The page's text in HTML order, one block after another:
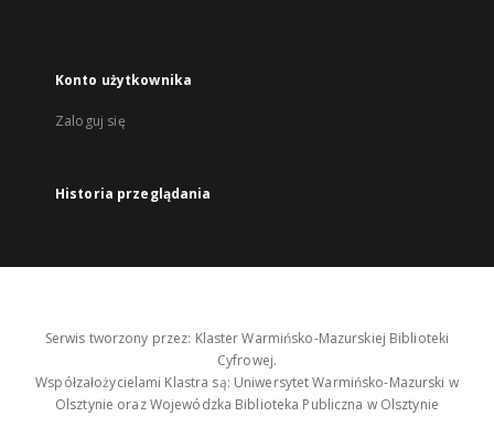
Konto użytkownika
Zaloguj się
Historia przeglądania
Serwis tworzony przez: Klaster Warmińsko-Mazurskiej Biblioteki
Cyfrowej.
Współzałożycielami Klastra są: Uniwersytet Warmińsko-Mazurski w
Olsztynie oraz Wojewódzka Biblioteka Publiczna w Olsztynie